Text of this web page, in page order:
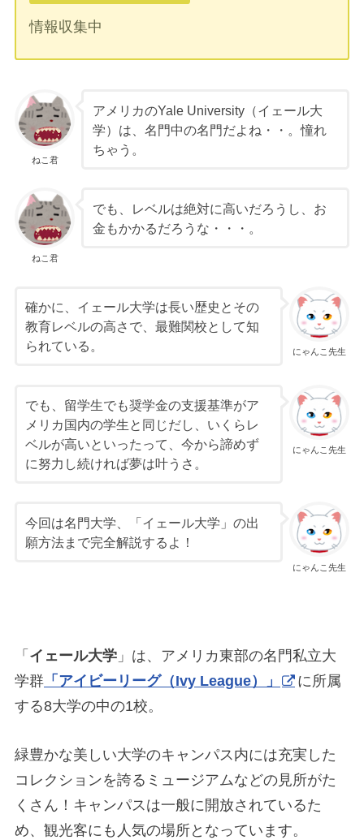
情報収集中
ねこ君
アメリカのYale University（イェール大
学）は、名門中の名門だよね・・。憧れ
ちゃう。
ねこ君
でも、レベルは絶対に高いだろうし、お
金もかかるだろうな・・・。
にゃんこ先生
確かに、イェール大学は長い歴史とその
教育レベルの高さで、最難関校として知
られている。
にゃんこ先生
でも、留学生でも奨学金の支援基準がア
メリカ国内の学生と同じだし、いくらレ
ベルが高いといったって、今から諦めず
に努力し続ければ夢は叶うさ。
にゃんこ先生
今回は名門大学、「イェール大学」の出
願方法まで完全解説するよ！
「 イェール大学 」は、アメリカ東部の名門私立大
学群 「アイビーリーグ（Ivy League）」
に所属
する8大学の中の1校。
緑豊かな美しい大学のキャンパス内には充実した
コレクションを誇るミュージアムなどの見所がた
くさん！キャンパスは一般に開放されているた
め、観光客にも人気の場所となっています。